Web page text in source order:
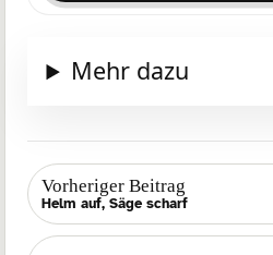
Mehr dazu
Vorheriger Beitrag
Helm auf, Säge scharf